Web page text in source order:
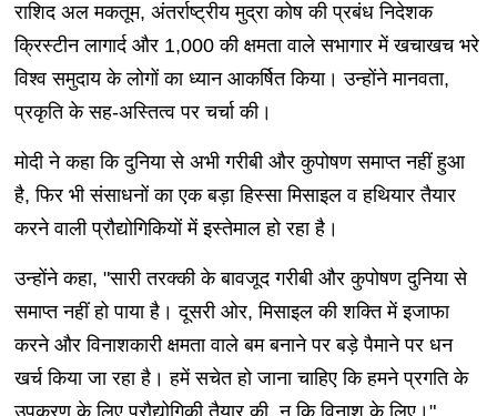
राशिद अल मकतूम, अंतर्राष्ट्रीय मुद्रा कोष की प्रबंध निदेशक
क्रिस्टीन लागार्द और 1,000 की क्षमता वाले सभागार में खचाखच भरे
विश्व समुदाय के लोगों का ध्यान आकर्षित किया। उन्होंने मानवता,
प्रकृति के सह-अस्तित्व पर चर्चा की।
मोदी ने कहा कि दुनिया से अभी गरीबी और कुपोषण समाप्त नहीं हुआ
है, फिर भी संसाधनों का एक बड़ा हिस्सा मिसाइल व हथियार तैयार
करने वाली प्रौद्योगिकियों में इस्तेमाल हो रहा है।
उन्होंने कहा, "सारी तरक्की के बावजूद गरीबी और कुपोषण दुनिया से
समाप्त नहीं हो पाया है। दूसरी ओर, मिसाइल की शक्ति में इजाफा
करने और विनाशकारी क्षमता वाले बम बनाने पर बड़े पैमाने पर धन
खर्च किया जा रहा है। हमें सचेत हो जाना चाहिए कि हमने प्रगति के